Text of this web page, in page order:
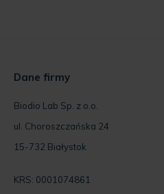
Dane firmy
Biodio Lab Sp. z o.o.
ul. Choroszczańska 24
15-732 Białystok
KRS: 0001074861